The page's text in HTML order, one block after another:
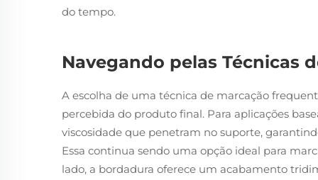
do tempo.
Navegando pelas Técnicas
A escolha de uma técnica de marcação
percebida do produto final. Para aplicações
viscosidade que penetram no suporte,
Essa continua sendo uma opção ideal para
lado, a bordadura oferece um acabamento